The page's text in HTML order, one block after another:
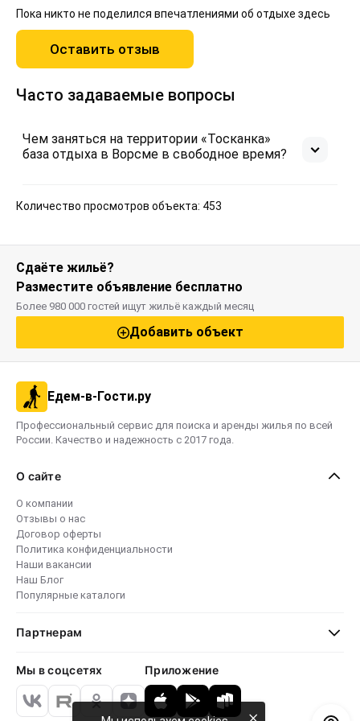
Пока никто не поделился впечатлениями об отдыхе здесь
Оставить отзыв
Часто задаваемые вопросы
Чем заняться на территории «Тосканка»
база отдыха в Ворсме в свободное время?
Количество просмотров объекта: 453
Сдаёте жильё?
Разместите объявление бесплатно
Более 980 000 гостей ищут жильё каждый месяц
Добавить объект
Едем-в-Гости.ру
Профессиональный сервис для поиска и аренды жилья по всей
России. Качество и надежность с 2017 года.
О сайте
О компании
Отзывы о нас
Договор оферты
Политика конфиденциальности
Наши вакансии
Наш Блог
Популярные каталоги
Партнерам
Мы в соцсетях Приложение